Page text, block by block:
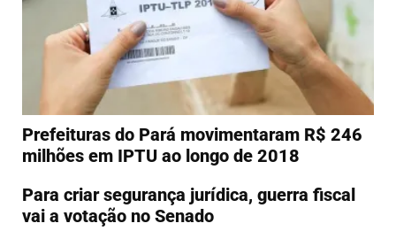
Prefeituras do Pará movimentaram R$ 246
milhões em IPTU ao longo de 2018
Para criar segurança jurídica, guerra fiscal
vai a votação no Senado